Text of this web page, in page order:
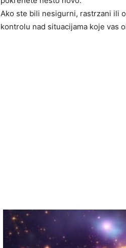
Ako ste bili nesigurni, rastrzani ili
kontrolu nad situacijama koje vas